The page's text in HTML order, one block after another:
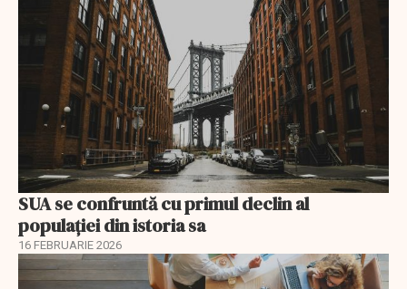
SUA se confruntă cu primul declin al
populației din istoria sa
16 FEBRUARIE 2026